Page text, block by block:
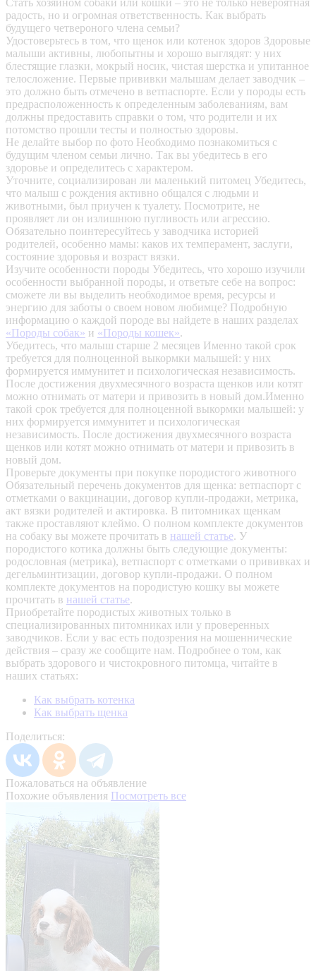
радость, но и огромная ответственность. Как выбрать
будущего четвероного члена семьи?
Удостоверьтесь в том, что щенок или котенок здоров Здоровые
малыши активны, любопытны и хорошо выглядят: у них
блестящие глазки, мокрый носик, чистая шерстка и упитанное
телосложение. Первые прививки малышам делает заводчик –
это должно быть отмечено в ветпаспорте. Если у породы есть
предрасположенность к определенным заболеваниям, вам
должны предоставить справки о том, что родители и их
потомство прошли тесты и полностью здоровы.
Не делайте выбор по фото Необходимо познакомиться с
будущим членом семьи лично. Так вы убедитесь в его
здоровье и определитесь с характером.
Уточните, социализирован ли маленький питомец Убедитесь,
что малыш с рождения активно общался с людьми и
животными, был приучен к туалету. Посмотрите, не
проявляет ли он излишнюю пугливость или агрессию.
Обязательно поинтересуйтесь у заводчика историей
родителей, особенно мамы: каков их темперамент, заслуги,
состояние здоровья и возраст вязки.
Изучите особенности породы Убедитесь, что хорошо изучили
особенности выбранной породы, и ответьте себе на вопрос:
сможете ли вы выделить необходимое время, ресурсы и
энергию для заботы о своем новом любимце? Подробную
информацию о каждой породе вы найдете в наших разделах
«Породы собак» и «Породы кошек».
Убедитесь, что малыш старше 2 месяцев Именно такой срок
требуется для полноценной выкормки малышей: у них
формируется иммунитет и психологическая независимость.
После достижения двухмесячного возраста щенков или котят
можно отнимать от матери и привозить в новый дом.Именно
такой срок требуется для полноценной выкормки малышей: у
них формируется иммунитет и психологическая
независимость. После достижения двухмесячного возраста
щенков или котят можно отнимать от матери и привозить в
новый дом.
Проверьте документы при покупке породистого животного
Обязательный перечень документов для щенка: ветпаспорт с
отметками о вакцинации, договор купли-продажи, метрика,
акт вязки родителей и актировка. В питомниках щенкам
также проставляют клеймо. О полном комплекте документов
на собаку вы можете прочитать в нашей статье. У
породистого котика должны быть следующие документы:
родословная (метрика), ветпаспорт с отметками о прививках и
дегельминтизации, договор купли-продажи. О полном
комплекте документов на породистую кошку вы можете
прочитать в нашей статье.
Приобретайте породистых животных только в
специализированных питомниках или у проверенных
заводчиков. Если у вас есть подозрения на мошеннические
действия – сразу же сообщите нам. Подробнее о том, как
выбрать здорового и чистокровного питомца, читайте в
наших статьях:
Как выбрать котенка
Как выбрать щенка
Поделиться:
Пожаловаться на объявление
Похожие объявления Посмотреть все